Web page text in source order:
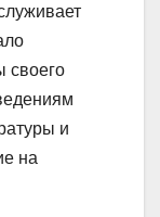
своего
и
на